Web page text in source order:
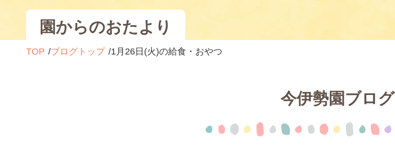
園からのおたより
TOP ブログトップ 1月26日(火)の給食・おやつ
今伊勢園ブログ